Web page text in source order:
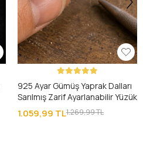
925 Ayar Gümüş Yaprak Dalları
Sarılmış Zarif Ayarlanabilir Yüzük
1.059,99 TL1.269,99 TL